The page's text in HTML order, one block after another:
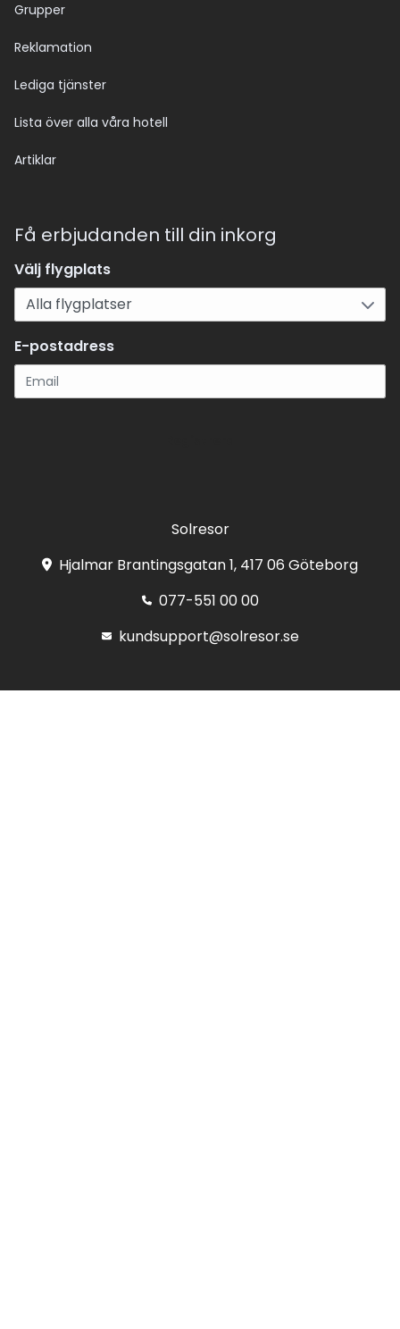
Grupper
Reklamation
Lediga tjänster
Lista över alla våra hotell
Artiklar
Få erbjudanden till din inkorg
Välj flygplats
E-postadress
Solresor
Hjalmar Brantingsgatan 1, 417 06 Göteborg
077-551 00 00
kundsupport@solresor.se